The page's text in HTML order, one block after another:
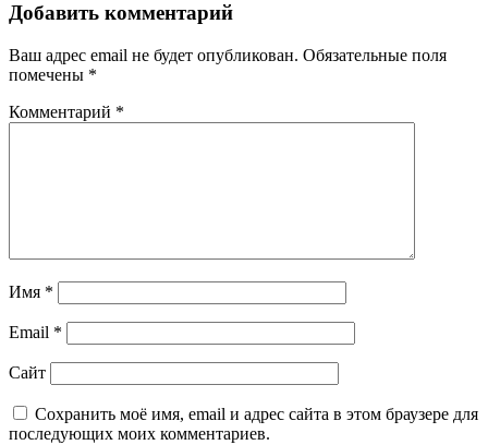
Добавить комментарий
Ваш адрес email не будет опубликован. Обязательные поля
помечены *
Комментарий *
Имя *
Email *
Сайт
Сохранить моё имя, email и адрес сайта в этом браузере для
последующих моих комментариев.